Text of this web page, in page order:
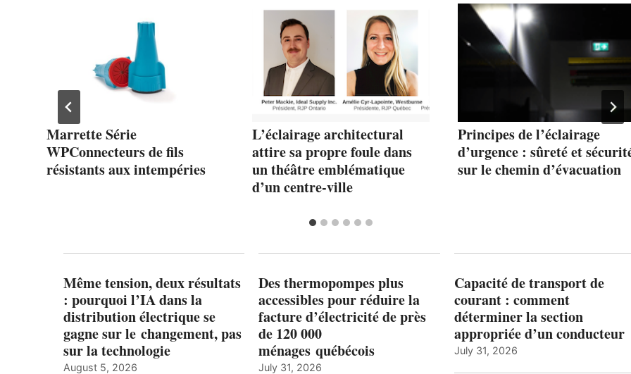
Marrette Série
WPConnecteurs de fils
résistants aux intempéries
L’éclairage architectural
attire sa propre foule dans
un théâtre emblématique
d’un centre-ville
Principes de l’éclairage
d’urgence : sûreté et
sur le chemin d’évacuation
Même tension, deux résultats
: pourquoi l’IA dans la
distribution électrique se
gagne sur le changement, pas
sur la technologie
August 5, 2026
Des thermopompes plus
accessibles pour réduire la
facture d’électricité de près
de 120 000
ménages québécois
July 31, 2026
Capacité de transport de
courant : comment
déterminer la section
appropriée d’un conducteur
July 31, 2026